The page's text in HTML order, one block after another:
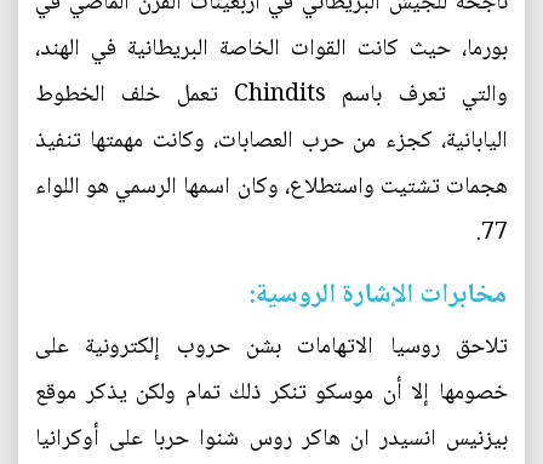
بورما، حيث كانت القوات الخاصة البريطانية في الهند،
والتي تعرف باسم Chindits تعمل خلف الخطوط
اليابانية، كجزء من حرب العصابات، وكانت مهمتها تنفيذ
هجمات تشتيت واستطلاع، وكان اسمها الرسمي هو اللواء
77.
مخابرات الإشارة الروسية:
تلاحق روسيا الاتهامات بشن حروب إلكترونية على
خصومها إلا أن موسكو تنكر ذلك تمام ولكن يذكر موقع
بيزنيس انسيدر ان هاكر روس شنوا حربا على أوكرانيا